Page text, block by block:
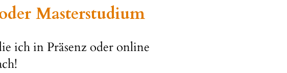
Masterstudium
ich in Präsenz oder online